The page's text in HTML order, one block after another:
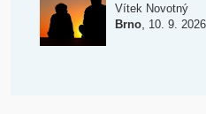
Vítek Novotný
Brno, 10. 9. 2026